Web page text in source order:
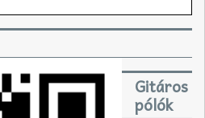
Gitáros
pólók